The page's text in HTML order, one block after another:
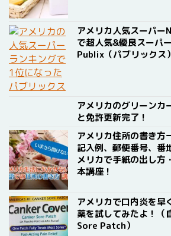
アメリカ人気スーパー
で超人気&優良スーパ
Publix（パブリックス
アメリカのグリーンカ
と免許更新完了！
アメリカ住所の書き方
記入例、郵便番号、番
メリカで手紙の出し方
本講座！
アメリカで口内炎を早
薬を試してみたよ！
Sore Patch）